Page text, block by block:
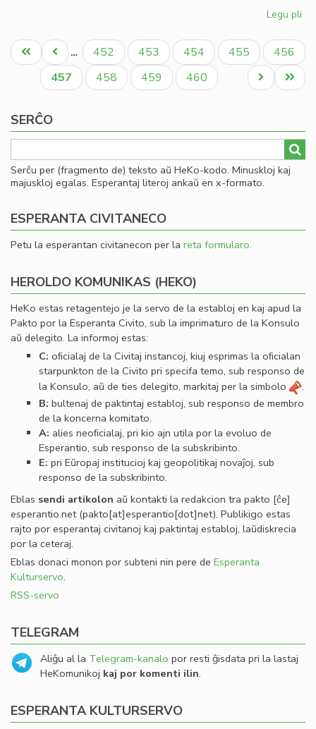
Legu pli
en
Pagination
Unua
paĝo
Antaŭa
paĝo
… Paĝo
452 Paĝo
453 Paĝo
454 Paĝo
455 Paĝo
456
Aktuala
paĝo
457 Paĝo
458 Paĝo
459 Paĝo
460
Last
page
Next
page
SERĈO
Serĉu per (fragmento de) teksto aŭ HeKo-kodo. Minuskloj kaj
majuskloj egalas. Esperantaj literoj ankaŭ en x-formato.
ESPERANTA CIVITANECO
Petu la esperantan civitanecon per la reta formularo.
HEROLDO KOMUNIKAS (HEKO)
HeKo estas retagentejo je la servo de la establoj en kaj apud la
Pakto por la Esperanta Civito, sub la imprimaturo de la Konsulo
aŭ delegito. La informoj estas:
C: oﬁcialaj de la Civitaj instancoj, kiuj esprimas la oﬁcialan
starpunkton de la Civito pri specifa temo, sub responso de
la Konsulo, aŭ de ties delegito, markitaj per la simbolo
.
B: bultenaj de paktintaj establoj, sub responso de membro
de la koncerna komitato.
A: alies neoﬁcialaj, pri kio ajn utila por la evoluo de
Esperantio, sub responso de la subskribinto.
E: pri Eŭropaj institucioj kaj geopolitikaj novaĵoj, sub
responso de la subskribinto.
Eblas sendi artikolon aŭ kontakti la redakcion tra pakto [ĉe]
esperantio.net(pakto[at]esperantio[dot]net). Publikigo estas
rajto por esperantaj civitanoj kaj paktintaj establoj, laŭdiskrecia
por la ceteraj.
Eblas donaci monon por subteni nin pere de Esperanta
Kulturservo.
RSS-servo
TELEGRAM
Aliĝu al la Telegram-kanalo por resti ĝisdata pri la lastaj
HeKomunikoj kaj por komenti ilin.
ESPERANTA KULTURSERVO